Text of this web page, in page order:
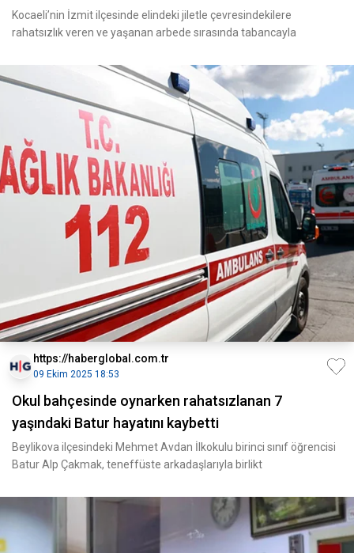
Kocaeli’nin İzmit ilçesinde elindeki jiletle çevresindekilere
rahatsızlık veren ve yaşanan arbede sırasında tabancayla
https://haberglobal.com.tr
09 Ekim 2025 18:53
Okul bahçesinde oynarken rahatsızlanan 7
yaşındaki Batur hayatını kaybetti
Beylikova ilçesindeki Mehmet Avdan İlkokulu birinci sınıf öğrencisi
Batur Alp Çakmak, teneffüste arkadaşlarıyla birlikt